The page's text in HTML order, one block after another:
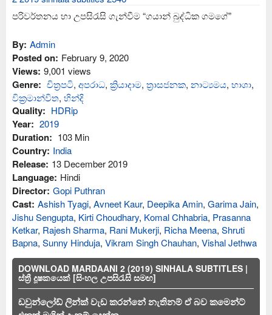
පරිවර්තනය හා උපසිරැසි ගැන්වීම “ගයාන් බුද්ධික ගමගේ”
By: Admin
Posted on: February 9, 2020
Views: 9,001 views
Genre: චිත්‍රපටි, අප‍රාධ, ක්‍රියාදාම, ත්‍රාසජනක, නාට්‍යමය, භාශා,
වික්‍රමාන්විත, හින්දි
Quality: HDRip
Year: 2019
Duration: 103 Min
Country: India
Release: 13 December 2019
Language: Hindi
Director: Gopi Puthran
Cast: Ashish Tyagi, Avneet Kaur, Deepika Amin, Garima Jain,
Jishu Sengupta, Kirti Choudhary, Komal Chhabria, Prasanna
Ketkar, Rajesh Sharma, Rani Mukerji, Richa Meena, Shruti
Bapna, Sunny Hinduja, Vikram Singh Chauhan, Vishal Jethwa
DOWNLOAD MARDAANI 2 (2019) SINHALA SUBTITLES |
ස්ත්‍රී දූෂකයෙක් [සිංහල උපසිරැසි සමඟ]
ඩවුන්ලෝඩ් ලින්ක් වැඩ කරන්නේ නැතිනම් ඒ බව කමෙන්ට්